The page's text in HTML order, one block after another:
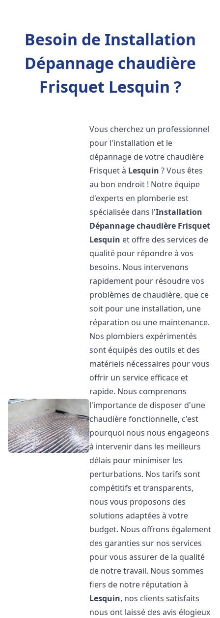
Besoin de Installation
Dépannage chaudière
Frisquet Lesquin ?
Vous cherchez un professionnel
pour l'installation et le
dépannage de votre chaudière
Frisquet à Lesquin ? Vous êtes
au bon endroit ! Notre équipe
d'experts en plomberie est
spécialisée dans l'Installation
Dépannage chaudière Frisquet
Lesquin et offre des services de
qualité pour répondre à vos
besoins. Nous intervenons
rapidement pour résoudre vos
problèmes de chaudière, que ce
soit pour une installation, une
réparation ou une maintenance.
Nos plombiers expérimentés
sont équipés des outils et des
matériels nécessaires pour vous
offrir un service efficace et
rapide. Nous comprenons
l'importance de disposer d'une
chaudière fonctionnelle, c'est
pourquoi nous nous engageons
à intervenir dans les meilleurs
délais pour minimiser les
perturbations. Nos tarifs sont
compétitifs et transparents,
nous vous proposons des
solutions adaptées à votre
budget. Nous offrons également
des garanties sur nos services
pour vous assurer de la qualité
de notre travail. Nous sommes
fiers de notre réputation à
Lesquin, nos clients satisfaits
nous ont laissé des avis élogieux